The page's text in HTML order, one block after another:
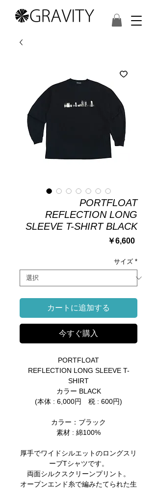
PORTFLOAT
REFLECTION LONG
SLEEVE T-SHIRT BLACK
￥6,600価
サイズ *
カートに追加する
今すぐ購入
PORTFLOAT
REFLECTION LONG SLEEVE T-
SHIRT
カラー BLACK
(本体 : 6,000円 税 : 600円)
カラー：ブラック
素材 : 綿100%
厚手でワイドシルエットのロングスリ
ーブTシャツです。
両面シルクスクリーンプリント。
オープンエンド糸で編みたてられた生